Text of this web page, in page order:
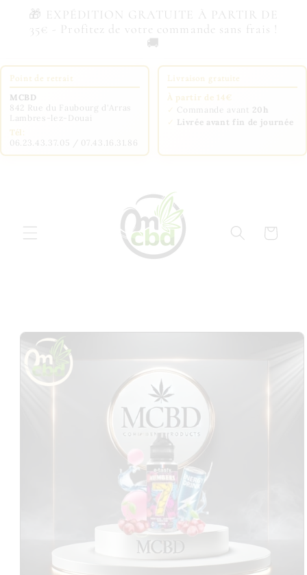
passer
au
🎁 EXPÉDITION GRATUITE À PARTIR DE
35€ - Profitez de votre commande sans frais !
🚚
Point de retrait
MCBD
842 Rue du Faubourg d'Arras
Lambres-lez-Douai
Tél:
06.23.43.37.05 / 07.43.16.31.86
Livraison gratuite
À partir de 14€
✓ Commande avant 20h
✓ Livrée avant fin de journée
Panier
informations
produits